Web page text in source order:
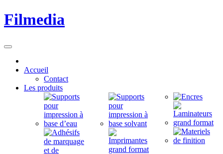
Filmedia
Accueil
Contact
Les produits